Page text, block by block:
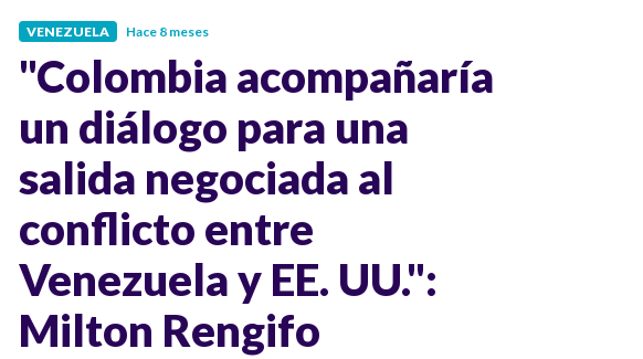
VENEZUELA Hace 8 meses
"Colombia acompañaría
un diálogo para una
salida negociada al
conflicto entre
Venezuela y EE. UU.":
Milton Rengifo